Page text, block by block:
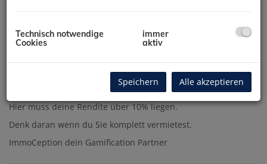
Beschreibung
Klasse. Du hast mich gefunden.
Bei der Sonder Immobilie, wie hier das Parkhaus, musst du
etwas anders kalkulieren.
Hier muss deine Rendite über 10% liegen.
Denk daran wenn du Sie komplett vermietest.
ImmoCeption dein Gamification Partner
Technisch notwendige
Cookies
immer
aktiv
Speichern Alle akzeptieren